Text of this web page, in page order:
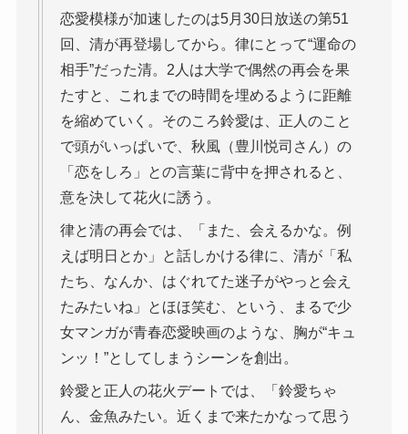
恋愛模様が加速したのは5月30日放送の第51
回、清が再登場してから。律にとって“運命の
相手”だった清。2人は大学で偶然の再会を果
たすと、これまでの時間を埋めるように距離
を縮めていく。そのころ鈴愛は、正人のこと
で頭がいっぱいで、秋風（豊川悦司さん）の
「恋をしろ」との言葉に背中を押されると、
意を決して花火に誘う。
律と清の再会では、「また、会えるかな。例
えば明日とか」と話しかける律に、清が「私
たち、なんか、はぐれてた迷子がやっと会え
たみたいね」とほほ笑む、という、まるで少
女マンガが青春恋愛映画のような、胸が“キュ
ンッ！”としてしまうシーンを創出。
鈴愛と正人の花火デートでは、「鈴愛ちゃ
ん、金魚みたい。近くまで来たかなって思う